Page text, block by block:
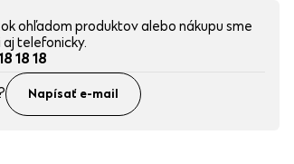
ohľadom produktov alebo nákupu sme
telefonicky.
18 18
Napísať e-mail